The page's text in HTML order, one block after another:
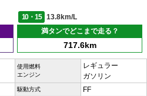
10・15
13.8km/L
満タンでどこまで走る？
717.6km
使用燃料
エンジン
レギュラー
ガソリン
駆動方式 FF